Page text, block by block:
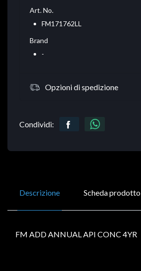
Art. No.
FM171762LL
Brand
-
Opzioni di spedizione
Condividi:
Descrizione Scheda prodotto
FM ADD ANNUAL API CONC 4YR